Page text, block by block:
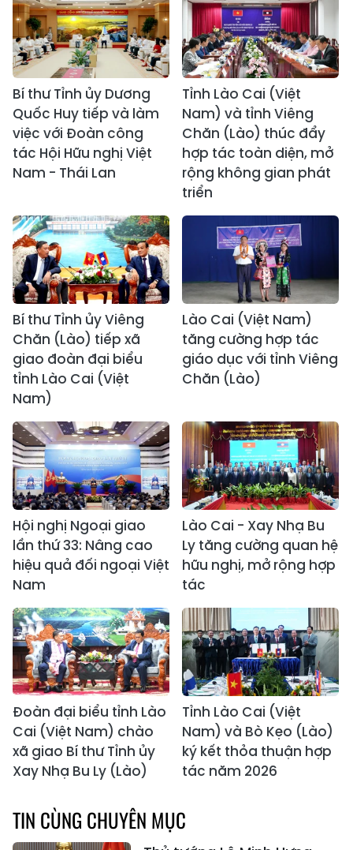
Bí thư Tỉnh ủy Dương
Quốc Huy tiếp và làm
việc với Đoàn công
tác Hội Hữu nghị Việt
Nam - Thái Lan
Tỉnh Lào Cai (Việt
Nam) và tỉnh Viêng
Chăn (Lào) thúc đẩy
hợp tác toàn diện, mở
rộng không gian phát
triển
Bí thư Tỉnh ủy Viêng
Chăn (Lào) tiếp xã
giao đoàn đại biểu
tỉnh Lào Cai (Việt
Nam)
Lào Cai (Việt Nam)
tăng cường hợp tác
giáo dục với tỉnh Viêng
Chăn (Lào)
Hội nghị Ngoại giao
lần thứ 33: Nâng cao
hiệu quả đối ngoại Việt
Nam
Lào Cai - Xay Nhạ Bu
Ly tăng cường quan hệ
hữu nghị, mở rộng hợp
tác
Đoàn đại biểu tỉnh Lào
Cai (Việt Nam) chào
xã giao Bí thư Tỉnh ủy
Xay Nhạ Bu Ly (Lào)
Tỉnh Lào Cai (Việt
Nam) và Bò Kẹo (Lào)
ký kết thỏa thuận hợp
tác năm 2026
TIN CÙNG CHUYÊN MỤC